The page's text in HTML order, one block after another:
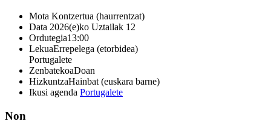
Mota Kontzertua (haurrentzat)
Data 2026(e)ko Uztailak 12
Ordutegia13:00
LekuaErrepelega (etorbidea)
Portugalete
ZenbatekoaDoan
HizkuntzaHainbat (euskara barne)
Ikusi agenda Portugalete
Non